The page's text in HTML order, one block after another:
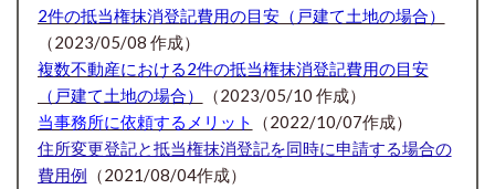
2件の抵当権抹消登記費用の目安（戸建て土地の場合）
（2023/05/08 作成）
複数不動産における2件の抵当権抹消登記費用の目安
（戸建て土地の場合）
（2023/05/10 作成）
当事務所に依頼するメリット
（2022/10/07作成）
住所変更登記と抵当権抹消登記を同時に申請する場合の
費用例 （2021/08/04作成）